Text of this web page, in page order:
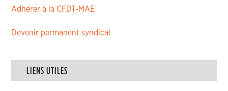
Adhérer à la CFDT-MAE
Devenir permanent syndical
LIENS UTILES